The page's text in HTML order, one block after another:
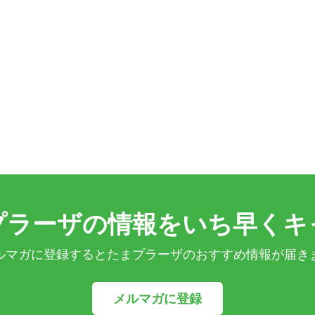
ーザの情報をいち早くキ
マガに登録するとたまプラーザのおすすめ情報が届き
メルマガに登録